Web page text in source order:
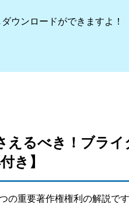
ウンロードができますよ！
えるべき！ブラ
き】
の重要著作権権利の解説です